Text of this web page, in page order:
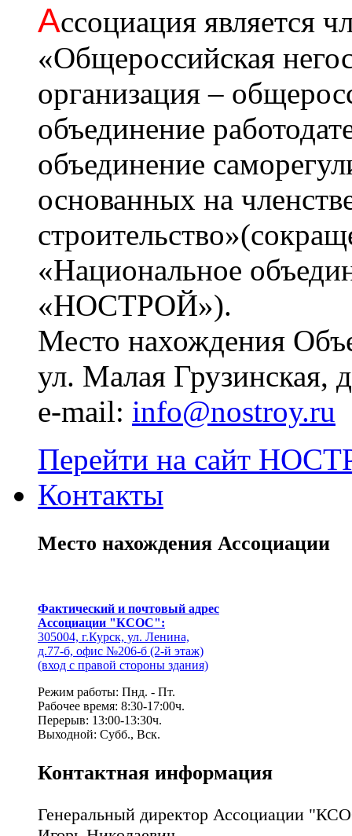
Ассоциация является
«Общероссийская
организация –
объединение
объединение
основанных на
«Национальное
«НОСТРОЙ»).
Место нахождения
ул. Малая Грузинская,
e-mail: info@nostroy.ru
Перейти на сайт
Контакты
Место нахождения Ассоциации
Фактический и почтовый адрес
Ассоциации "КСОС":
305004, г.Курск, ул. Ленина,
д.77-б, офис №206-б (2-й этаж)
(вход с правой стороны здания)
Режим работы: Пнд. - Пт.
Рабочее время: 8:30-17:00ч.
Перерыв: 13:00-13:30ч.
Выходной: Субб., Вск.
Контактная информация
Генеральный директор Ассоциации